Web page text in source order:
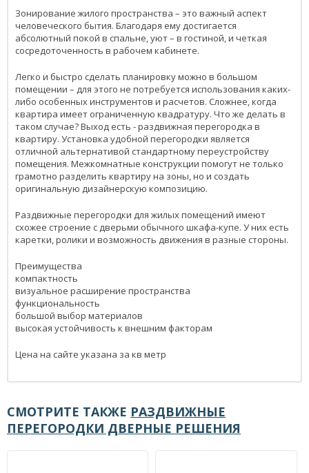
Зонирование жилого пространства – это важный аспект
человеческого бытия. Благодаря ему достигается
абсолютный покой в спальне, уют – в гостиной, и четкая
сосредоточенность в рабочем кабинете.
Легко и быстро сделать планировку можно в большом
помещении – для этого не потребуется использования каких-
либо особенных инструментов и расчетов. Сложнее, когда
квартира имеет ограниченную квадратуру. Что же делать в
таком случае? Выход есть - раздвижная перегородка в
квартиру. Установка удобной перегородки является
отличной альтернативой стандартному переустройству
помещения. Межкомнатные конструкции помогут не только
грамотно разделить квартиру на зоны, но и создать
оригинальную дизайнерскую композицию.
Раздвижные перегородки для жилых помещений имеют
схожее строение с дверьми обычного шкафа-купе. У них есть
каретки, ролики и возможность движения в разные стороны.
Преимущества
компактность
визуальное расширение пространства
функциональность
большой выбор материалов
высокая устойчивость к внешним факторам
Цена на сайте указана за кв метр
СМОТРИТЕ ТАКЖЕ РАЗДВИЖНЫЕ
ПЕРЕГОРОДКИ ДВЕРНЫЕ РЕШЕНИЯ